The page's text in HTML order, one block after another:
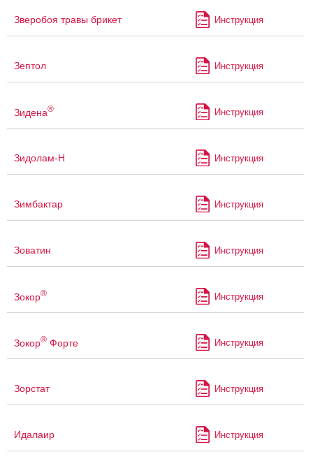
Зверобоя травы брикет Инструкция
Зептол Инструкция
Зидена® Инструкция
Зидолам-Н Инструкция
Зимбактар Инструкция
Зоватин Инструкция
Зокор® Инструкция
Зокор® Форте Инструкция
Зорстат Инструкция
Идалаир Инструкция